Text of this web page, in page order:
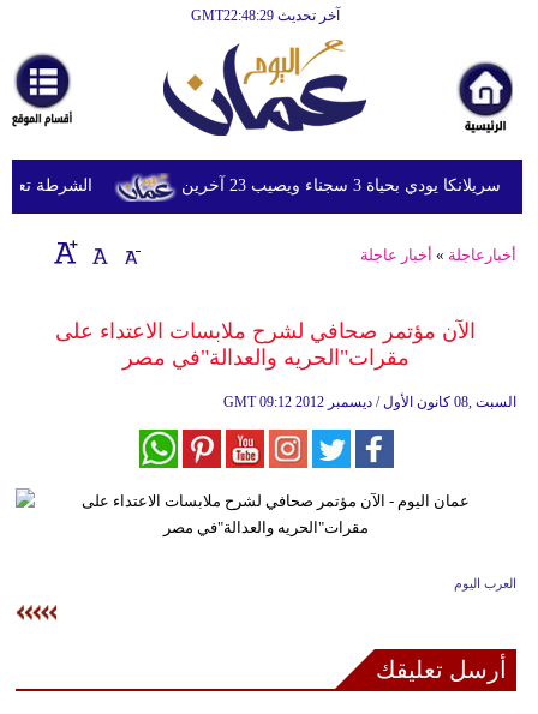
آخر تحديث GMT22:48:29
أخبارعاجلة
رياضة
ثقافة
إقتصاد
وموسيقى
ديكور
الشرطة تعتقل بحياة 3 سجناء ويصيب 23 آخرين
أخبارعاجلة » أخبار عاجلة
الآن مؤتمر صحافي لشرح ملابسات الاعتداء على
مقرات"الحريه والعدالة"في مصر
GMT 09:12 2012 السبت ,08 كانون الأول / ديسمبر
العرب اليوم
أرسل تعليقك